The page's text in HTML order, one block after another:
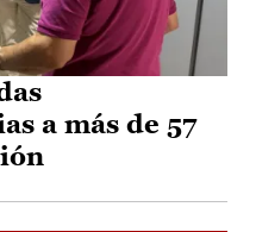
a más de 57